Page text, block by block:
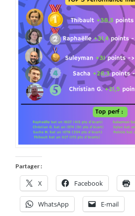
Partager :
X Facebook
WhatsApp E-mail